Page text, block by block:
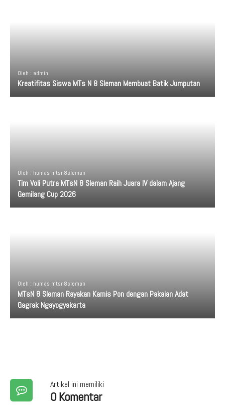
Oleh : admin
Kreatifitas Siswa MTs N 8 Sleman Membuat Batik Jumputan
Oleh : humas mtsn8sleman
Tim Voli Putra MTsN 8 Sleman Raih Juara IV dalam Ajang
Gemilang Cup 2026
Oleh : humas mtsn8sleman
MTsN 8 Sleman Rayakan Kamis Pon dengan Pakaian Adat
Gagrak Ngayogyakarta
Artikel ini memiliki
0 Komentar